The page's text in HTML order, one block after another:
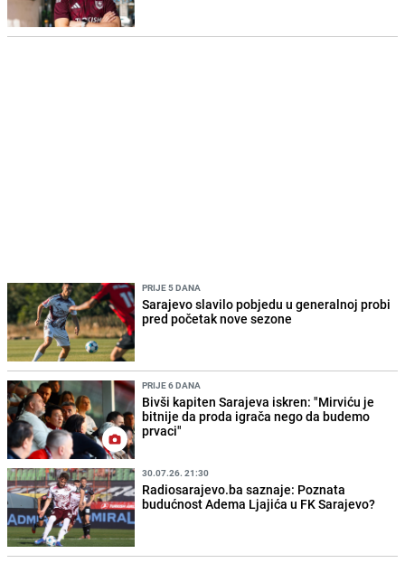
PRIJE 5 DANA
Sarajevo slavilo pobjedu u generalnoj probi
pred početak nove sezone
PRIJE 6 DANA
Bivši kapiten Sarajeva iskren: "Mirviću je
bitnije da proda igrača nego da budemo
prvaci"
30.07.26. 21:30
Radiosarajevo.ba saznaje: Poznata
budućnost Adema Ljajića u FK Sarajevo?